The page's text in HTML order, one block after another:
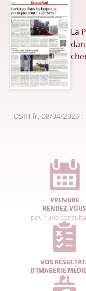
La
DSIH.fr, 08/04/2025
PRENDRE
RENDEZ-VOUS
pour une
VOS
D'IMAGERIE